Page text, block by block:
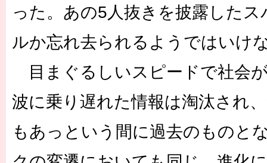
った。あの5人抜きを披露した
ルか忘れ去られるようではいけ
目まぐるしいスピードで社会
波に乗り遅れた情報は淘汰され
もあっという間に過去のものと